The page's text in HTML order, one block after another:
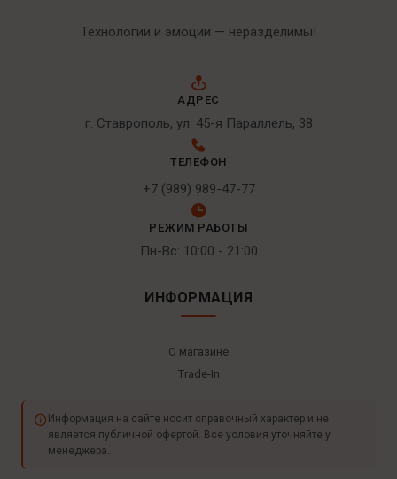
Технологии и эмоции — неразделимы!
АДРЕС
г. Ставрополь, ул. 45-я Параллель, 38
ТЕЛЕФОН
+7 (989) 989-47-77
РЕЖИМ РАБОТЫ
Пн-Вс: 10:00 - 21:00
ИНФОРМАЦИЯ
О магазине
Trade-In
Информация на сайте носит справочный характер и не
является публичной офертой. Все условия уточняйте у
менеджера.